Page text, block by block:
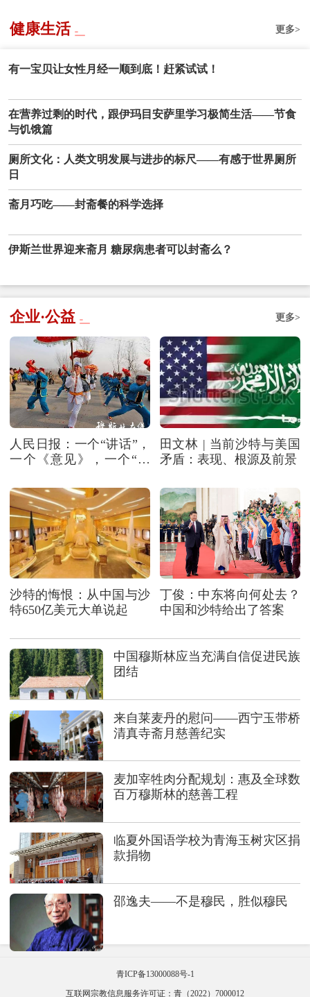
更多>
健康生活
有一宝贝让女性月经一顺到底！赶紧试试！
在营养过剩的时代，跟伊玛目安萨里学习极简生活——节食
与饥饿篇
厕所文化：人类文明发展与进步的标尺——有感于世界厕所
日
斋月巧吃——封斋餐的科学选择
伊斯兰世界迎来斋月 糖尿病患者可以封斋么？
更多>
企业·公益
人民日报：一个“讲话”，
一个《意见》，一个“秧
田文林 | 当前沙特与美国
矛盾：表现、根源及前景
沙特的悔恨：从中国与沙
特650亿美元大单说起
丁俊：中东将向何处去？
中国和沙特给出了答案
中国穆斯林应当充满自信促进民族
团结
来自莱麦丹的慰问——西宁玉带桥
清真寺斋月慈善纪实
麦加宰牲肉分配规划：惠及全球数
百万穆斯林的慈善工程
临夏外国语学校为青海玉树灾区捐
款捐物
邵逸夫——不是穆民，胜似穆民
青ICP备13000088号-1
互联网宗教信息服务许可证：青（2022）7000012